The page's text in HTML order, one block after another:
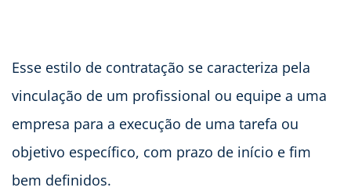
Esse estilo de contratação se caracteriza pela
vinculação de um profissional ou equipe a uma
empresa para a execução de uma tarefa ou
objetivo específico, com prazo de início e fim
bem definidos.